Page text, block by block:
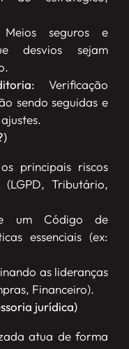
Meios seguros e
desvios sejam
Verificação
sendo seguidas e
principais riscos
Tributário,
um Código de
essenciais (ex:
as lideranças
Financeiro).
jurídica)
atua de forma